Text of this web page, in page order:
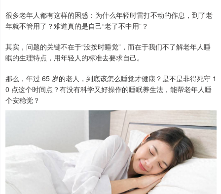
很多老年人都有这样的困惑：为什么年轻时雷打不动的作息，到了老
年就不管用了？难道真的是自己“老了不中用”？
其实，问题的关键不在于“没按时睡觉”，而在于我们不了解老年人睡
眠的生理特点，用年轻人的标准去要求自己。
那么，年过 65 岁的老人，到底该怎么睡觉才健康？是不是非得死守 1
0 点这个时间点？有没有科学又好操作的睡眠养生法，能帮老年人睡
个安稳觉？